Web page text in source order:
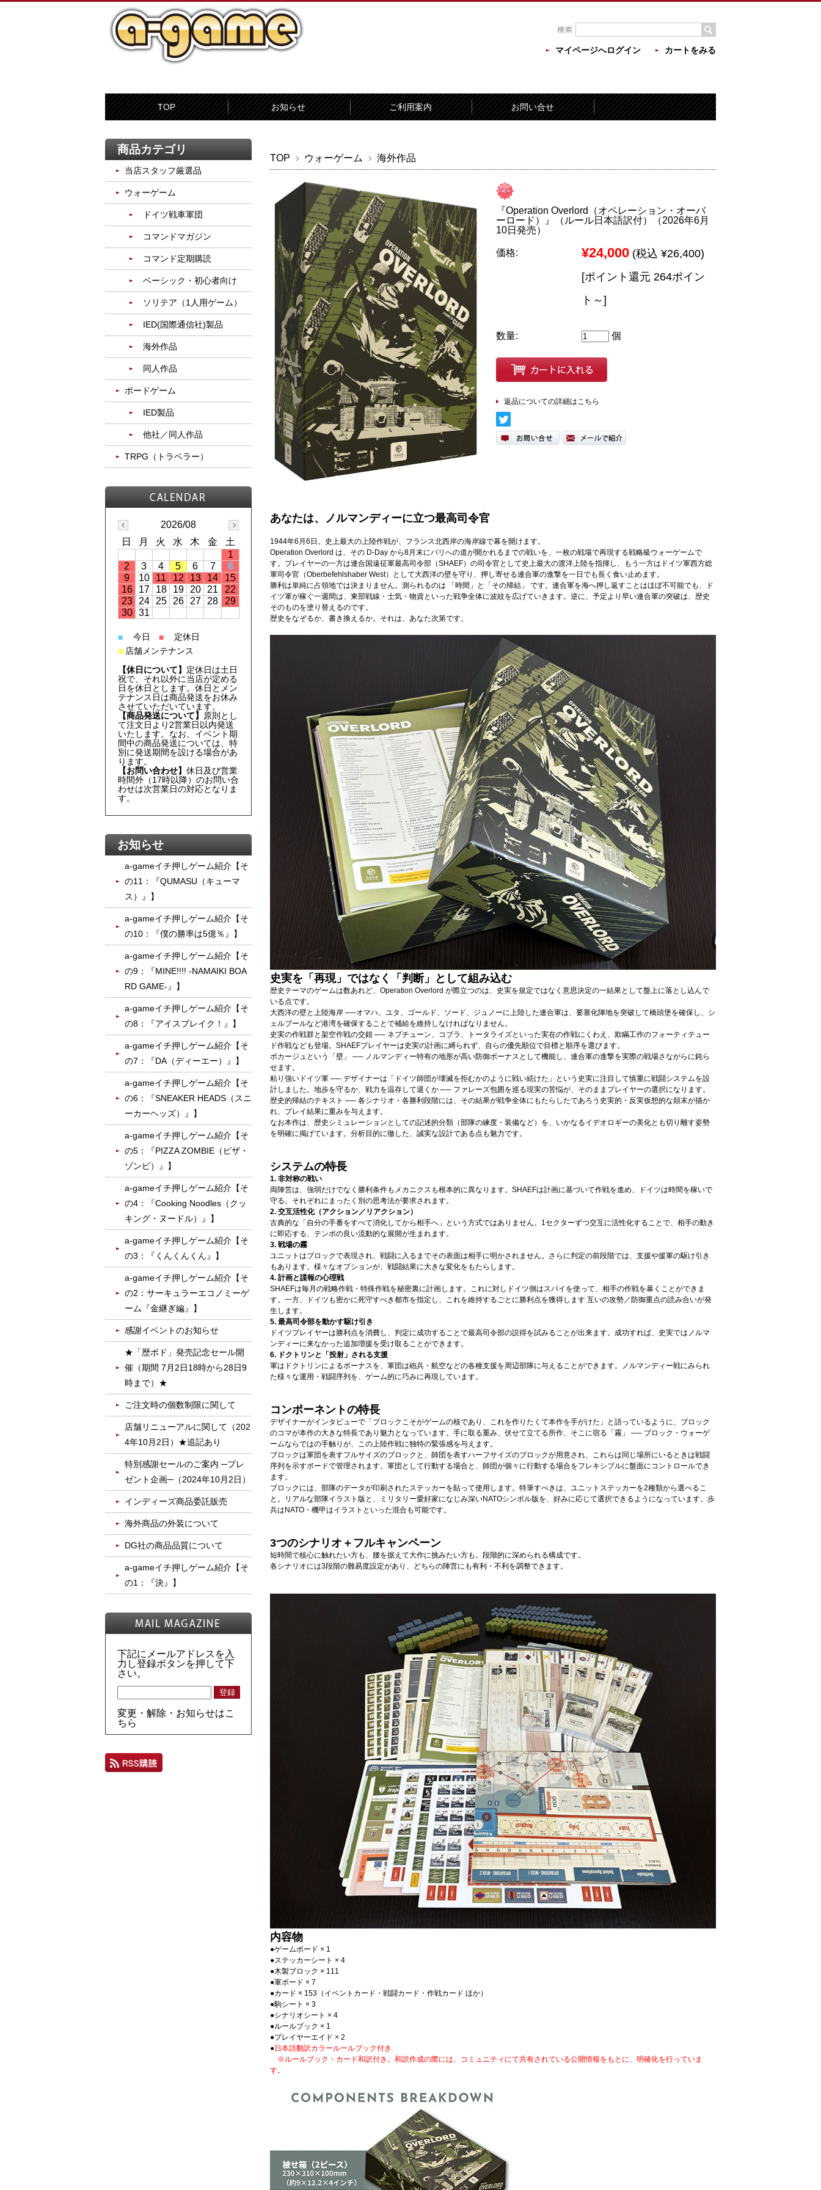
マイページへログイン カートをみる
TOP お知らせ ご利用案内 お問い合せ
TOP ウォーゲーム 海外作品
『Operation Overlord（オペレーション・オーバ
ーロード）』（ルール日本語訳付）（2026年6月
10日発売）
価格: ¥24,000 (税込 ¥26,400)
[ポイント還元 264ポイン
ト～]
数量: 個
返品についての詳細はこちら
あなたは、ノルマンディーに立つ最高司令官
1944年6月6日。史上最大の上陸作戦が、フランス北西岸の海岸線で幕を開けます。
Operation Overlord は、その D-Day から8月末にパリへの道が開かれるまでの戦いを、一枚の戦場で再現する戦略級ウォーゲームで
す。プレイヤーの一方は連合国遠征軍最高司令部（SHAEF）の司令官として史上最大の渡洋上陸を指揮し、もう一方はドイツ軍西方総
軍司令官（Oberbefehlshaber West）として大西洋の壁を守り、押し寄せる連合軍の進撃を一日でも長く食い止めます。
勝利は単純に占領地では決まりません。測られるのは 「時間」と「その帰結」 です。連合軍を海へ押し返すことはほぼ不可能でも、ド
イツ軍が稼ぐ一週間は、東部戦線・士気・物資といった戦争全体に波紋を広げていきます。逆に、予定より早い連合軍の突破は、歴史
そのものを塗り替えるのです。
歴史をなぞるか、書き換えるか。それは、あなた次第です。
史実を「再現」ではなく「判断」として組み込む
歴史テーマのゲームは数あれど、Operation Overlord が際立つのは、史実を規定ではなく意思決定の一結果として盤上に落とし込んで
いる点です。
大西洋の壁と上陸海岸 ──オマハ、ユタ、ゴールド、ソード、ジュノーに上陸した連合軍は、要塞化陣地を突破して橋頭堡を確保し、シ
ェルブールなど港湾を確保することで補給を維持しなければなりません。
史実の作戦群と架空作戦の交錯 ── ネプチューン、コブラ、トータライズといった実在の作戦にくわえ、欺瞞工作のフォーティテュー
ド作戦なども登場。SHAEFプレイヤーは史実の計画に縛られず、自らの優先順位で目標と順序を選びます。
ボカージュという「壁」 ── ノルマンディー特有の地形が高い防御ボーナスとして機能し、連合軍の進撃を実際の戦場さながらに鈍ら
せます。
粘り強いドイツ軍 ── デザイナーは「ドイツ師団が壊滅を拒むかのように戦い続けた」という史実に注目して慎重に戦闘システムを設
計しました。地歩を守るか、戦力を温存して退くか ── ファレーズ包囲を巡る現実の苦悩が、そのままプレイヤーの選択になります。
歴史的帰結のテキスト ── 各シナリオ・各勝利段階には、その結果が戦争全体にもたらしたであろう史実的・反実仮想的な顛末が描か
れ、プレイ結果に重みを与えます。
なお本作は、歴史シミュレーションとしての記述的分類（部隊の練度・装備など）を、いかなるイデオロギーの美化とも切り離す姿勢
を明確に掲げています。分析目的に徹した、誠実な設計である点も魅力です。
システムの特長
1. 非対称の戦い
両陣営は、強弱だけでなく勝利条件もメカニクスも根本的に異なります。SHAEFは計画に基づいて作戦を進め、ドイツは時間を稼いで
守る。それぞれにまったく別の思考法が要求されます。
2. 交互活性化（アクション／リアクション）
古典的な「自分の手番をすべて消化してから相手へ」という方式ではありません。1セクターずつ交互に活性化することで、相手の動き
に即応する、テンポの良い流動的な展開が生まれます。
3. 戦場の霧
ユニットはブロックで表現され、戦闘に入るまでその表面は相手に明かされません。さらに判定の前段階では、支援や援軍の駆け引き
もあります。様々なオプションが、戦闘結果に大きな変化をもたらします。
4. 計画と諜報の心理戦
SHAEFは毎月の戦略作戦・特殊作戦を秘密裏に計画します。これに対しドイツ側はスパイを使って、相手の作戦を暴くことができま
す。一方、ドイツも密かに死守すべき都市を指定し、これを維持するごとに勝利点を獲得します 互いの攻勢／防御重点の読み合いが発
生します。
5. 最高司令部を動かす駆け引き
ドイツプレイヤーは勝利点を消費し、判定に成功することで最高司令部の説得を試みることが出来ます。成功すれば、史実ではノルマ
ンディーに来なかった追加増援を受け取ることができます。
6. ドクトリンと「投射」される支援
軍はドクトリンによるボーナスを、軍団は砲兵・航空などの各種支援を周辺部隊に与えることができます。ノルマンディー戦にみられ
た様々な運用・戦闘序列を、ゲーム的に巧みに再現しています。
コンポーネントの特長
デザイナーがインタビューで「ブロックこそがゲームの核であり、これを作りたくて本作を手がけた」と語っているように、ブロック
のコマが本作の大きな特長であり魅力となっています。手に取る重み、伏せて立てる所作、そこに宿る「霧」 ── ブロック・ウォーゲ
ームならではの手触りが、この上陸作戦に独特の緊張感を与えます。
ブロックは軍団を表すフルサイズのブロックと、師団を表すハーフサイズのブロックが用意され、これらは同じ場所にいるときは戦闘
序列を示すボードで管理されます。軍団として行動する場合と、師団が個々に行動する場合をフレキシブルに盤面にコントロールでき
ます。
ブロックには、部隊のデータが印刷されたステッカーを貼って使用します。特筆すべきは、ユニットステッカーを2種類から選べるこ
と。リアルな部隊イラスト版と、ミリタリー愛好家になじみ深いNATOシンボル版を、好みに応じて選択できるようになっています。歩
兵はNATO・機甲はイラストといった混合も可能です。
3つのシナリオ＋フルキャンペーン
短時間で核心に触れたい方も、腰を据えて大作に挑みたい方も。段階的に深められる構成です。
各シナリオには3段階の難易度設定があり、どちらの陣営にも有利・不利を調整できます。
内容物
●ゲームボード × 1
●ステッカーシート × 4
●木製ブロック × 111
●軍ボード × 7
●カード × 153（イベントカード・戦闘カード・作戦カード ほか）
●駒シート × 3
●シナリオシート × 4
●ルールブック × 1
●プレイヤーエイド × 2
●日本語翻訳カラールールブック付き
※ルールブック・カード和訳付き。和訳作成の際には、コミュニティにて共有されている公開情報をもとに、明確化を行っていま
す。
商品カテゴリ
当店スタッフ厳選品
ウォーゲーム
ドイツ戦車軍団
コマンドマガジン
コマンド定期購読
ベーシック・初心者向け
ソリテア（1人用ゲーム）
IED(国際通信社)製品
海外作品
同人作品
ボードゲーム
IED製品
他社／同人作品
TRPG（トラベラー）
2026/08
日
月 火 水 木 金
土
1
2
3 4 5 6 7
8
9
10 11 12 13 14
15
16
17 18 19 20 21
22
23
24 25 26 27 28
29
30
31
■ 今日 ■ 定休日
■ 店舗メンテナンス
【休日について】 定休日は土日
祝で、それ以外に当店が定める
日を休日とします。休日とメン
テナンス日は商品発送をお休み
させていただいています。
【商品発送について】
原則とし
て注文日より2営業日以内発送
いたします。なお、イベント期
間中の商品発送については、特
別に発送期間を設ける場合があ
ります。
【お問い合わせ】 休日及び営業
時間外（17時以降）のお問い合
わせは次営業日の対応となりま
す。
お知らせ
a-gameイチ押しゲーム紹介【そ
の11：『QUMASU（キューマ
ス）』】
a-gameイチ押しゲーム紹介【そ
の10：『僕の勝率は5億％』】
a-gameイチ押しゲーム紹介【そ
の9：『MINE!!!! -NAMAIKI BOA
RD GAME-』】
a-gameイチ押しゲーム紹介【そ
の8：『アイスブレイク！』】
a-gameイチ押しゲーム紹介【そ
の7：『DA（ディーエー）』】
a-gameイチ押しゲーム紹介【そ
の6：『SNEAKER HEADS（スニ
ーカーヘッズ）』】
a-gameイチ押しゲーム紹介【そ
の5：『PIZZA ZOMBIE（ピザ・
ゾンビ）』】
a-gameイチ押しゲーム紹介【そ
の4：『Cooking Noodles（クッ
キング・ヌードル）』】
a-gameイチ押しゲーム紹介【そ
の3：『くんくんくん』】
a-gameイチ押しゲーム紹介【そ
の2：サーキュラーエコノミーゲ
ーム『金継ぎ編』】
感謝イベントのお知らせ
★「歴ボド」発売記念セール開
催（期間 7月2日18時から28日9
時まで）★
ご注文時の個数制限に関して
店舗リニューアルに関して（202
4年10月2日）★追記あり
特別感謝セールのご案内 ─プレ
ゼント企画─（2024年10月2日）
インディーズ商品委託販売
海外商品の外装について
DG社の商品品質について
a-gameイチ押しゲーム紹介【そ
の1：『決』】
下記にメールアドレスを入
力し登録ボタンを押して下
さい。
変更・解除・お知らせはこ
ちら